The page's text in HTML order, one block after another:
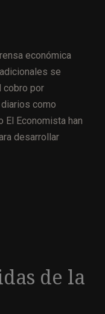
económica
se
cobro por
como
El Economista han
desarrollar
de la